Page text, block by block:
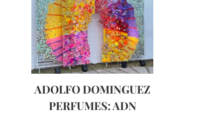
ADOLFO DOMINGUEZ
PERFUMES: ADN